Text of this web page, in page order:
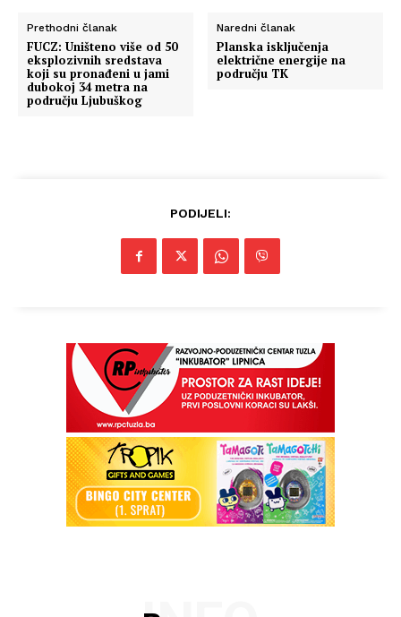
Prethodni članak
FUCZ: Uništeno više od 50
eksplozivnih sredstava
koji su pronađeni u jami
dubokoj 34 metra na
području Ljubuškog
Naredni članak
Planska isključenja
električne energije na
području TK
PODIJELI: